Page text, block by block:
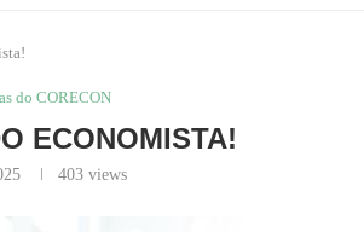
do CORECON
ECONOMISTA!
403views